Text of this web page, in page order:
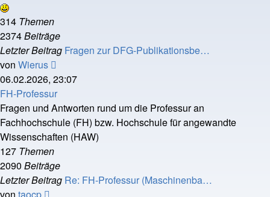
314 Themen
2374Beiträge
Letzter Beitrag Fragen zur DFG-Publikationsbe…
von Wierus
Beitrag
06.02.2026, 23:07
FH-Professur
Fragen und Antworten rund um die Professur an
Fachhochschule (FH) bzw. Hochschule für angewandte
Wissenschaften (HAW)
127 Themen
2090 Beiträge
Letzter Beitrag Re: FH-Professur (Maschinenba…